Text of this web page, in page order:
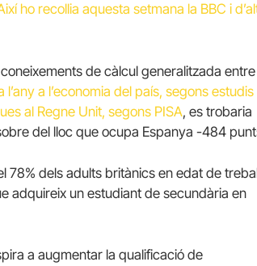
ho recollia aquesta setmana la BBC i
de càlcul generalitzada
a l’economia del país, segons estudis
al Regne Unit, segons PISA, es trobaria
del lloc que ocupa Espanya -484
78% dels adults britànics en edat de
adquireix un estudiant de secundària en
a augmentar la qualificació de